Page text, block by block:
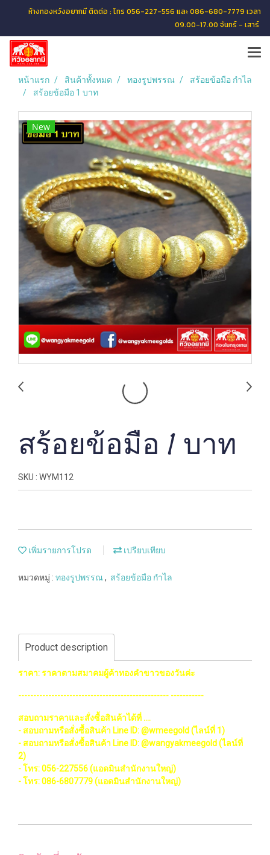
ห้างทองหวังอยากมี ติดต่อ : โทร 056-227-556 และ 086-680-7779 เวลา
09.00-17.00 จันทร์ - เสาร์
หน้าแรก สินค้าทั้งหมด ทองรูปพรรณ
สร้อยข้อมือ กำไล
สร้อยข้อมือ 1 บาท
New
สร้อยข้อมือ 1 บาท
SKU : WYM112
เพิ่มรายการโปรด เปรียบเทียบ
หมวดหมู่ : ทองรูปพรรณ, สร้อยข้อมือ กำไล
Product description
ราคา: ราคาตามสมาคมผู้ค้าทองคำขาวของวันค่ะ
-------------------------------------------------- -----------
สอบถามราคาและสั่งซื้อสินค้าได้ที่ ....
- สอบถามหรือสั่งซื้อสินค้า Line ID: @wmeegold (ไลน์ที่ 1)
- สอบถามหรือสั่งซื้อสินค้า Line ID: @wangyakmeegold (ไลน์ที่
2)
- โทร: 056-227556 (แอดมินสำนักงานใหญ่)
- โทร: 086-6807779 (แอดมินสำนักงานใหญ่)